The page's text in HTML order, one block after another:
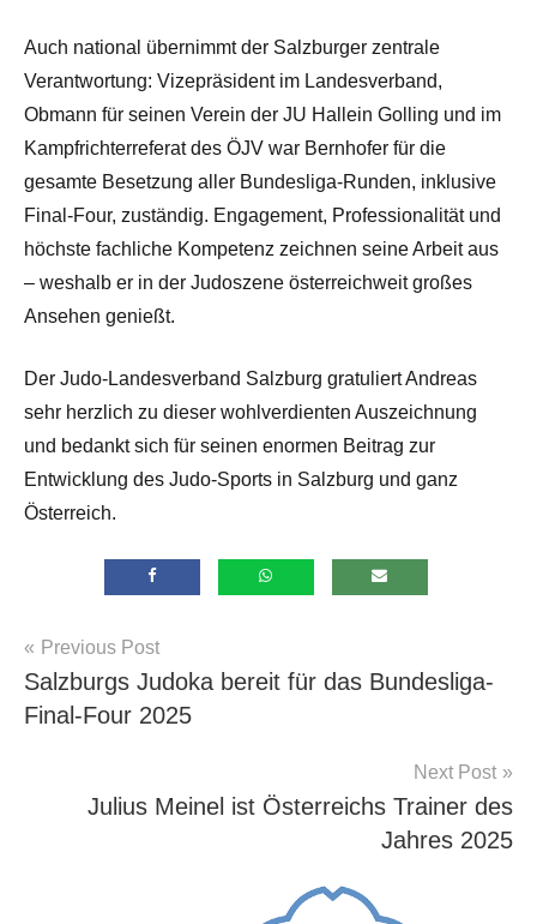
Auch national übernimmt der Salzburger zentrale
Verantwortung: Vizepräsident im Landesverband,
Obmann für seinen Verein der JU Hallein Golling und im
Kampfrichterreferat des ÖJV war Bernhofer für die
gesamte Besetzung aller Bundesliga-Runden, inklusive
Final-Four, zuständig. Engagement, Professionalität und
höchste fachliche Kompetenz zeichnen seine Arbeit aus
– weshalb er in der Judoszene österreichweit großes
Ansehen genießt.
Der Judo-Landesverband Salzburg gratuliert Andreas
sehr herzlich zu dieser wohlverdienten Auszeichnung
und bedankt sich für seinen enormen Beitrag zur
Entwicklung des Judo-Sports in Salzburg und ganz
Österreich.
Allgemein
Beitragsnavigation
Previous Post
Salzburgs Judoka bereit für das Bundesliga-
Final-Four 2025
Next Post
Julius Meinel ist Österreichs Trainer des
Jahres 2025